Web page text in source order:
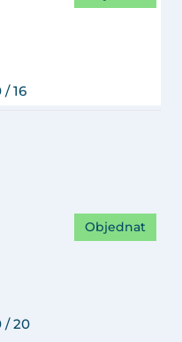
/ 16
/ 20
Objednat